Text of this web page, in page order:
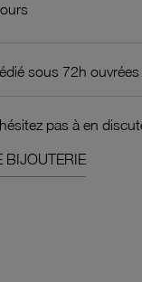
sous 72h ouvrées
pas à en
BIJOUTERIE